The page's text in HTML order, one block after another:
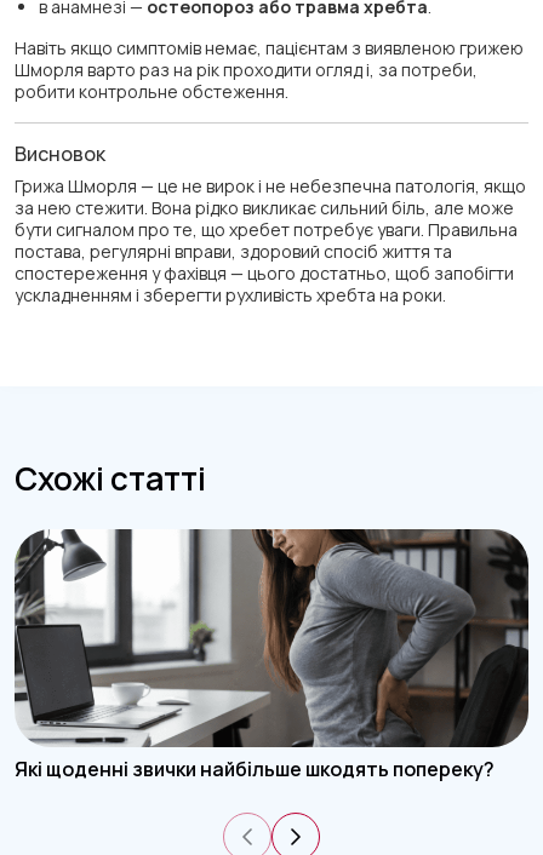
в анамнезі — остеопороз або травма хребта
Навіть якщо симптомів немає, пацієнтам з виявленою грижею
Шморля варто раз на рік проходити огляд і, за потреби,
робити контрольне обстеження.
Висновок
Грижа Шморля — це не вирок і не небезпечна патологія, якщо
за нею стежити. Вона рідко викликає сильний біль, але може
бути сигналом про те, що хребет потребує уваги. Правильна
постава, регулярні вправи, здоровий спосіб життя та
спостереження у фахівця — цього достатньо, щоб запобігти
ускладненням і зберегти рухливість хребта на роки.
Схожі статті
Які щоденні звички найбільше шкодять попереку?